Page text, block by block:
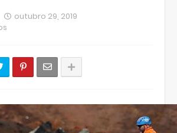
outubro 29, 2019